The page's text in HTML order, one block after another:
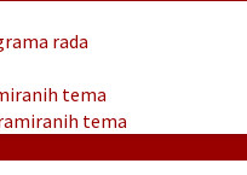
rada
tema
tema